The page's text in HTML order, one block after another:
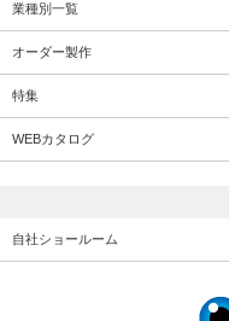
業種別一覧
オーダー製作
特集
WEBカタログ
自社ショールーム